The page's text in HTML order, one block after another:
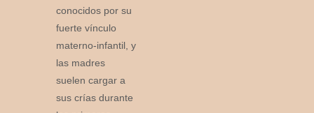
conocidos por su
fuerte vínculo
materno-infantil, y
las madres
suelen cargar a
sus crías durante